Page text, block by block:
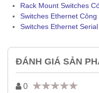
Rack Mount Switches
Switches Ethernet
Switches Ethernet Serial
ĐÁNH GIÁ SẢN
0